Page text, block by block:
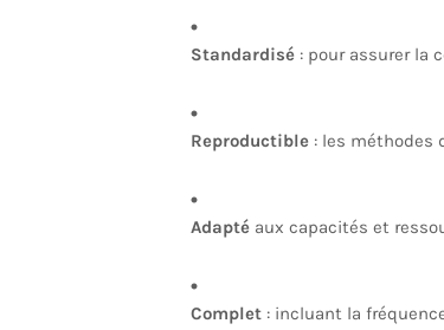
Standardisé: pour assurer la
Reproductible: les méthodes
Adaptéaux capacités et
Complet: incluant la